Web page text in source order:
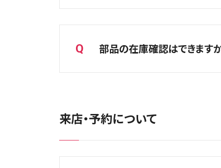
A
電源を入れたり充電したりせず、で
水没後に通電を繰り返すと症状が悪
スマホスピタルでは水没復旧やデー
Q 部品の在庫確認はできます
取り寄せが必要な場合は入荷予定日
来店・予約について